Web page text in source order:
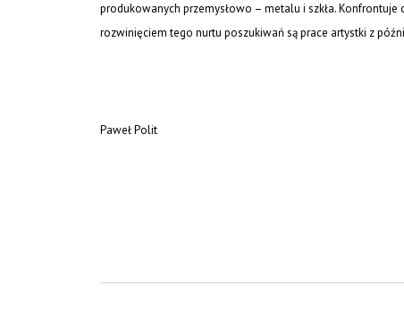
produkowanych przemysłowo – metalu i szkła.
rozwinięciem tego nurtu poszukiwań są prace artystki z
Paweł Polit